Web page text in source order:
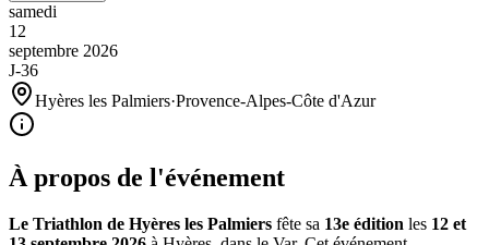
samedi
12
septembre 2026
J-36
Hyères les Palmiers·Provence-Alpes-Côte d'Azur
À propos de l'événement
Le Triathlon de Hyères les Palmiers fête sa 13e édition les 12 et